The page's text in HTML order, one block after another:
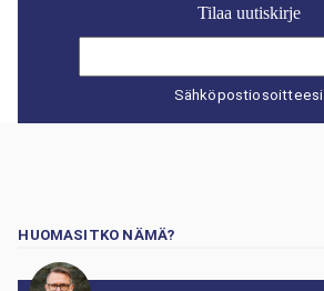
Tilaa uutiskirje
Sähköpostiosoitteesi
HUOMASITKO NÄMÄ?